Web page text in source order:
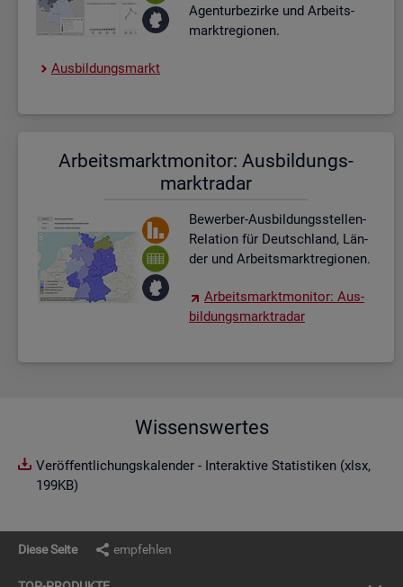
Agen­tur­be­zir­ke und Ar­beits­
markt­re­gio­nen.
Aus­bil­dungs­markt
Ar­beits­markt­mo­ni­tor: Aus­bil­dungs­
markt­ra­dar
Be­wer­ber-Aus­bil­dungs­stel­len-
Re­la­ti­on für Deutsch­land, Län­
der und Ar­beits­markt­re­gio­nen.
Ar­beits­markt­mo­ni­tor: Aus­
bil­dungs­markt­ra­dar
Wissenswertes
Veröffentlichungskalender - Interaktive Statistiken (xlsx,
199KB)
Diese Seite empfehlen